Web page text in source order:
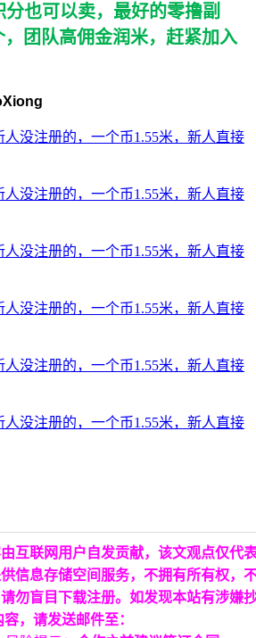
也可以卖，最好的零撸副
团队高佣金润米，赶紧加入
互联网用户自发贡献，该文观点仅代
信息存储空间服务，不拥有所有权，
勿盲目下载注册。如发现本站有涉嫌
，请发送邮件至：